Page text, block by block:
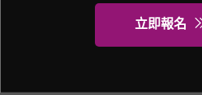
立即報名